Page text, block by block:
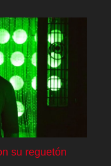
su reguetón